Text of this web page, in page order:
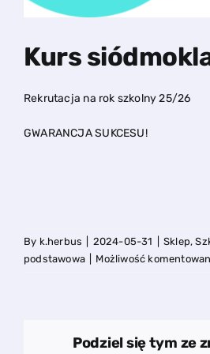
Kurs
Rekrutacja na rok szkolny 25/26
GWARANCJA SUKCESU!
By k.herbus 2024-05-31 Sklep,
podstawowa
Możliwość
Podziel się tym ze